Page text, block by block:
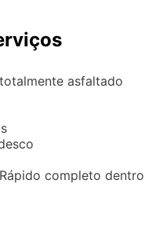
asfaltado
completo